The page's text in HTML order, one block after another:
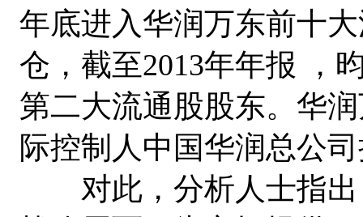
年底进入华润万东前十
仓，截至2013年年报 ，
第二大流通股股东。华
际控制人中国华润总公
对此，分析人士指出